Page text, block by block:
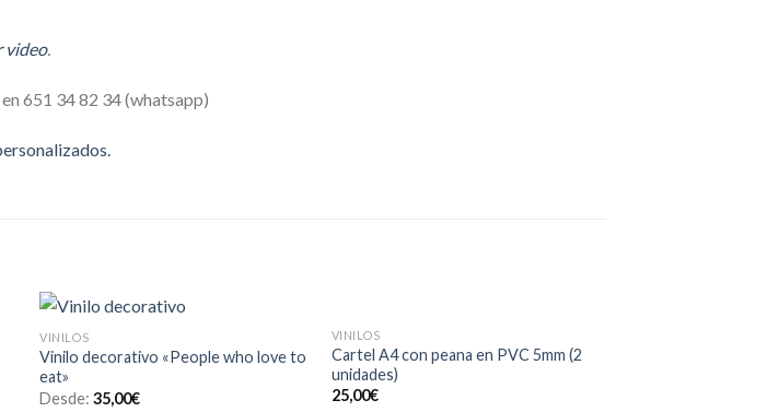
video.
651 34 82 34 (whatsapp)
Añadir
a la
VINILOS
Vinilo decorativo «People who love to
eat»
Desde:35,00€
Añadir
a la
VINILOS
Cartel A4 con peana en PVC 5mm (2
unidades)
25,00€